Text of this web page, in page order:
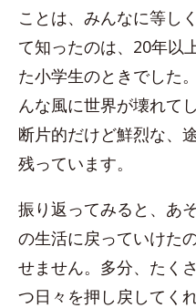
ことは、みんなに等し
て知ったのは、20年以
た小学生のときでした
んな風に世界が壊れて
断片的だけど鮮烈な、
残っています。
振り返ってみると、あ
の生活に戻っていけた
せません。多分、たく
つ日々を押し戻してく